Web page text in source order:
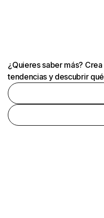
¿Quieres saber más?
tendencias y descubrir